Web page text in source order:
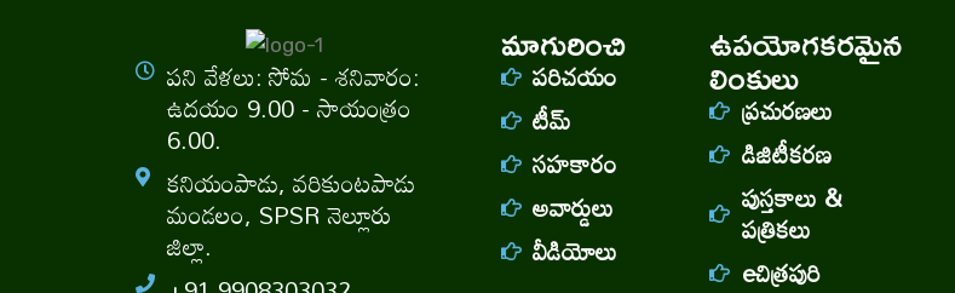
పని వేళలు: సోమ - శనివారం:
ఉదయం 9.00 - సాయంత్రం
6.00.
కనియంపాడు, వరికుంటపాడు
మండలం, SPSR నెల్లూరు
జిల్లా.
మాగురించి
పరిచయం
టీమ్
సహకారం
అవార్డులు
వీడియోలు
ఉపయోగకరమైన
లింకులు
ప్రచురణలు
డిజిటీకరణ
పుస్తకాలు &
పత్రికలు
eచిత్రపురి